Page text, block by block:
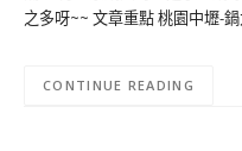
之多呀~~ 文章重點 桃園中壢-
CONTINUE READING